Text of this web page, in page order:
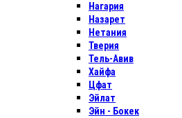
Нагария
Назарет
Нетания
Тверия
Тель-Авив
Хайфа
Цфат
Эйлат
Эйн - Бокек